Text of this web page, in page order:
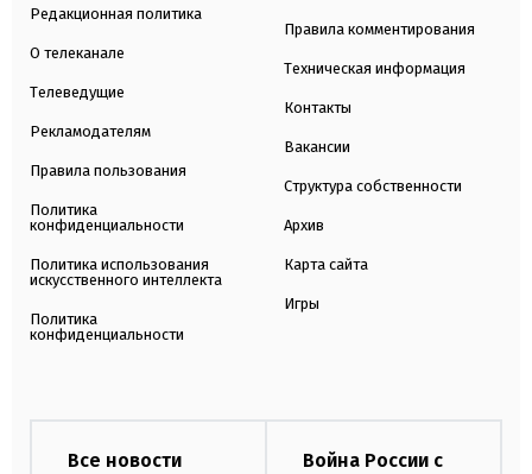
Редакционная политика
О телеканале
Телеведущие
Рекламодателям
Правила пользования
Политика
конфиденциальности
Политика использования
искусственного интеллекта
Политика
конфиденциальности
Правила комментирования
Техническая информация
Контакты
Вакансии
Структура собственности
Архив
Карта сайта
Игры
Все новости
Война России с